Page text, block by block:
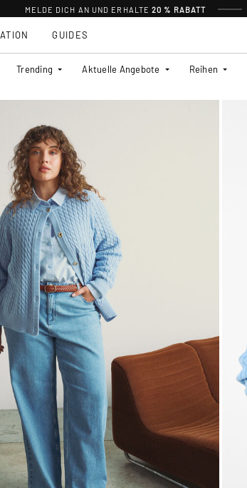
MELDE DICH AN UND ERHALTE20 % RABATT
Trending Aktuelle Angebote Reihen
GUIDES